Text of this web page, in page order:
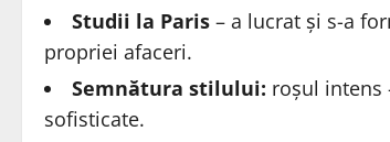
Studii la Paris – a lucrat și s-a
propriei afaceri.
Semnătura stilului: roșul intens
sofisticate.